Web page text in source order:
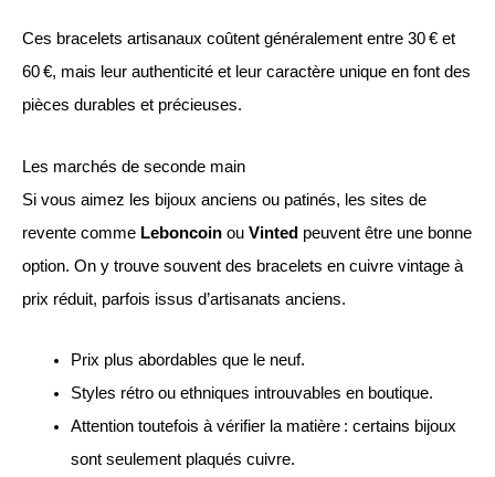
Ces bracelets artisanaux coûtent généralement entre 30 € et
60 €, mais leur authenticité et leur caractère unique en font des
pièces durables et précieuses.
Les marchés de seconde main
Si vous aimez les bijoux anciens ou patinés, les sites de
revente comme Leboncoin ou Vinted peuvent être une bonne
option. On y trouve souvent des bracelets en cuivre vintage à
prix réduit, parfois issus d’artisanats anciens.
Prix plus abordables que le neuf.
Styles rétro ou ethniques introuvables en boutique.
Attention toutefois à vérifier la matière : certains bijoux
sont seulement plaqués cuivre.